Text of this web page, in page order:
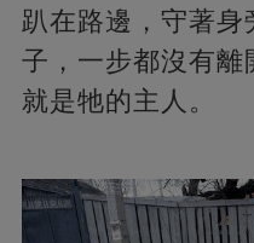
趴在路邊，守著身
子，一步都沒有離
就是牠的主人。